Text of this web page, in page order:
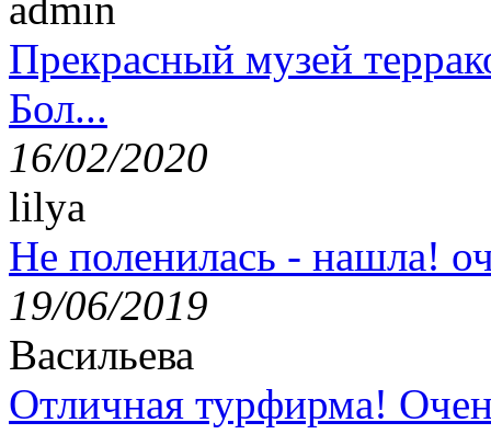
Прекрасный музей
Бол...
16/02/2020
lilya
Не поленилась - нашла!
19/06/2019
Васильева
Отличная турфирма!